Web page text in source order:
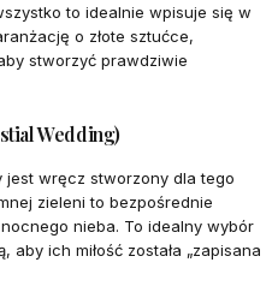
to idealnie wpisuje się w
o złote sztućce,
stworzyć prawdziwie
Wedding)
jest wręcz stworzony dla tego
zieleni to bezpośrednie
nieba. To idealny wybór
ich miłość została „zapisana